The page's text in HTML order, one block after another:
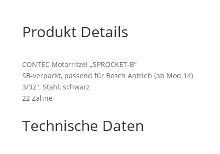
Produkt Details
CONTEC Motorritzel „SPROCKET-B“
SB-verpackt, passend für Bosch Antrieb (ab Mod.14)
3/32″, Stahl, schwarz
22 Zähne
Technische Daten